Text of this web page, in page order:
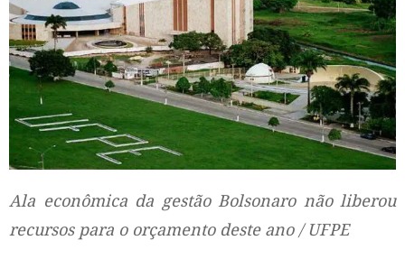
Ala econômica da gestão Bolsonaro não liberou
recursos para o orçamento deste ano / UFPE